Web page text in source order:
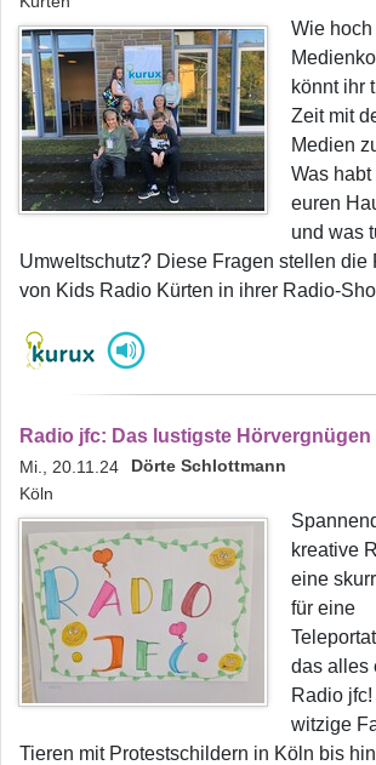
Wie
könnt ihr
Zeit mit
Medien
Was
euren
und was
Umweltschutz? Diese Fragen stellen die
von Kids Radio Kürten in ihrer Radio-
Radio jfc: Das lustigste Hörvergnügen
Mi., 20.11.24 Dörte Schlottmann
Köln
kreative
eine
für eine
das alles
Radio
witzige
Tieren mit Protestschildern in Köln bis